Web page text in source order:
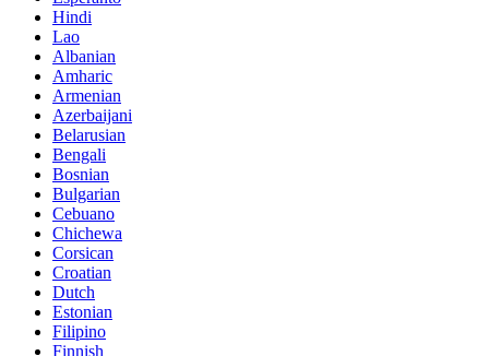
Hindi
Lao
Albanian
Amharic
Armenian
Azerbaijani
Belarusian
Bengali
Bosnian
Bulgarian
Cebuano
Chichewa
Corsican
Croatian
Dutch
Estonian
Filipino
Finnish